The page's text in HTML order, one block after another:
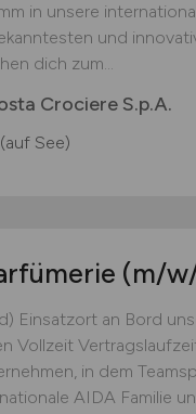
in unsere
und
dich zum...
Crociere S.p.A.
See)
(m/
Einsatzort an Bord
Vollzeit
in dem
AIDA Familie